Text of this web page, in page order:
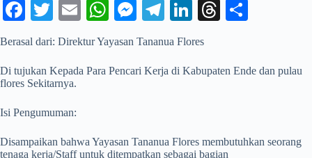
Fa
ce
ok
T
wi
r
E
m
W
ts
A
M
es
ng
Te
le
a
Li
In
T
ds
Berasal dari: Direktur Yayasan Tananua Flores
Di tujukan Kepada Para Pencari Kerja di Kabupaten Ende dan pulau
flores Sekitarnya.
Isi Pengumuman:
Disampaikan bahwa Yayasan Tananua Flores membutuhkan seorang
tenaga kerja/Staff untuk ditempatkan sebagai bagian